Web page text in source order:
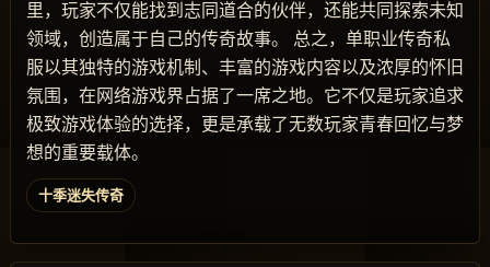
里，玩家不仅能找到志同道合的伙伴，还能共同探索未知
领域，创造属于自己的传奇故事。 总之，单职业传奇私
服以其独特的游戏机制、丰富的游戏内容以及浓厚的怀旧
氛围，在网络游戏界占据了一席之地。它不仅是玩家追求
极致游戏体验的选择，更是承载了无数玩家青春回忆与梦
想的重要载体。
十季迷失传奇